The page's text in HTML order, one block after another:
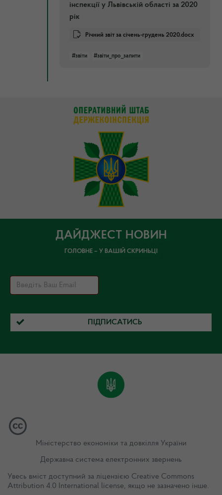
інспекції у Львівській області за 2020
рік
Річний звіт за січень-грудень 2020.docx
#звіти #звіти_про_запити
ДАЙДЖЕСТ НОВИН
ГОЛОВНЕ – У ВАШІЙ СКРИНЬЦІ
ПІДПИСАТИСЬ
Міністерство економіки та довкілля України
Державна система електронних звернень
Увесь вміст доступний за ліцензією Creative Commons
Attribution 4.0 International license, якщо не зазначено інше.